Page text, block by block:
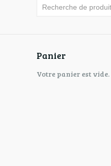
Panier
Votre panier est vide.